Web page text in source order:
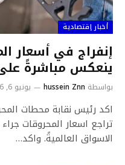
أخبار إقتصادية
إنفراج في أسعار
ينعكس مباشرةً على
بواسطة hussein Znn يونيو 6, 2026
اكد رئيس نقابة محطات
تراجع اسعار المحروقات
الاسواق العالميةً. واكد…